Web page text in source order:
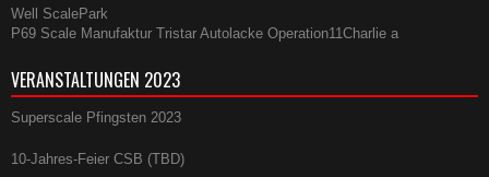
Well ScalePark
P69 Scale Manufaktur Tristar Autolacke Operation11Charlie a
VERANSTALTUNGEN 2023
Superscale Pfingsten 2023
10-Jahres-Feier CSB (TBD)